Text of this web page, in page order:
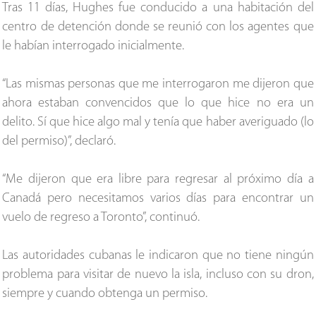
Tras 11 días, Hughes fue conducido a una habitación del
centro de detención donde se reunió con los agentes que
le habían interrogado inicialmente.
“Las mismas personas que me interrogaron me dijeron que
ahora estaban convencidos que lo que hice no era un
delito. Sí que hice algo mal y tenía que haber averiguado (lo
del permiso)”, declaró.
“Me dijeron que era libre para regresar al próximo día a
Canadá pero necesitamos varios días para encontrar un
vuelo de regreso a Toronto”, continuó.
Las autoridades cubanas le indicaron que no tiene ningún
problema para visitar de nuevo la isla, incluso con su dron,
siempre y cuando obtenga un permiso.